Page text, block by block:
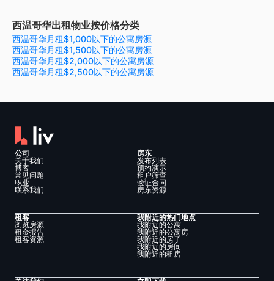
西温哥华出租物业按价格分类
西温哥华月租$1,000以下的公寓房源
西温哥华月租$1,500以下的公寓房源
西温哥华月租$2,000以下的公寓房源
西温哥华月租$2,500以下的公寓房源
公司
关于我们
博客
常见问题
职业
联系我们
房东
发布列表
预约演示
租户筛查
验证合同
房东资源
租客
浏览房源
租金报告
租客资源
我附近的热门地点
我附近的公寓
我附近的公寓房
我附近的房子
我附近的房间
我附近的租房